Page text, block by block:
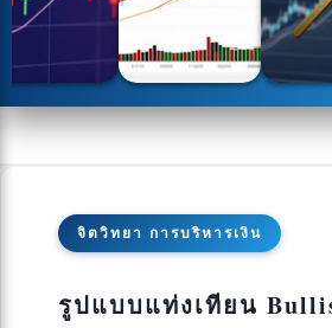
จิตวิทยา การบริหารเงิน
รูปแบบแท่งเทียน